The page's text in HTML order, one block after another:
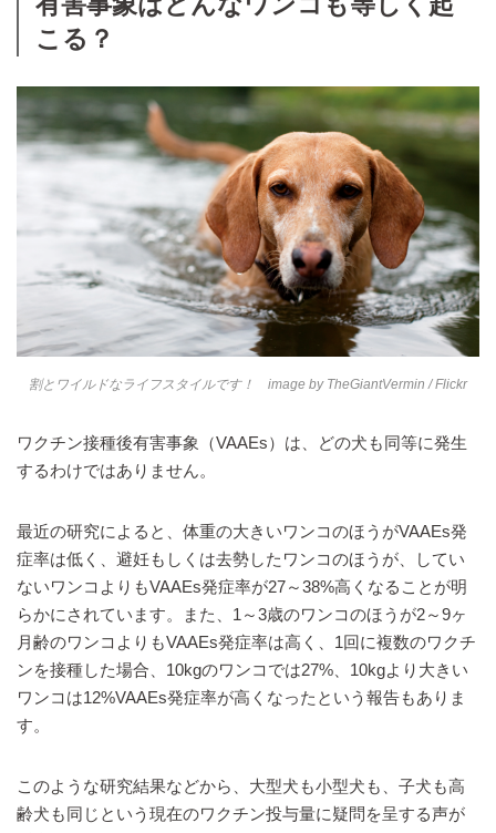
こる？
割とワイルドなライフスタイルです！ image by TheGiantVermin / Flickr
ワクチン接種後有害事象（VAAEs）は、どの犬も同等に発生
するわけではありません。
最近の研究によると、体重の大きいワンコのほうがVAAEs発
症率は低く、避妊もしくは去勢したワンコのほうが、してい
ないワンコよりもVAAEs発症率が27～38%高くなることが明
らかにされています。また、1～3歳のワンコのほうが2～9ヶ
月齢のワンコよりもVAAEs発症率は高く、1回に複数のワクチ
ンを接種した場合、10kgのワンコでは27%、10kgより大きい
ワンコは12%VAAEs発症率が高くなったという報告もありま
す。
このような研究結果などから、大型犬も小型犬も、子犬も高
齢犬も同じという現在のワクチン投与量に疑問を呈する声が